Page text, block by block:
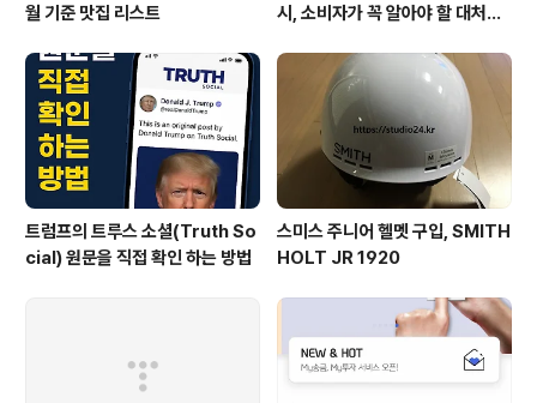
월 기준 맛집 리스트
시, 소비자가 꼭 알아야 할 대처법
트럼프의 트루스 소셜(Truth So
cial) 원문을 직접 확인 하는 방법
스미스 주니어 헬멧 구입, SMITH
HOLT JR 1920